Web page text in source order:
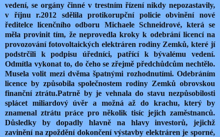
vedení, se orgány činné v trestním řízení nikdy nepozastavily,
v říjnu r.2012 sdělila protikorupční policie obvinění nové
ředitelce licenčního odboru Michaele Schneidrové, která se
měla provinit tím, že neprovedla kroky k odebrání licencí na
provozování fotovoltaických elektráren rodiny Zemků, které jí
podstrčili k podpisu úředníci, patřící k bývalému vedení.
Odmítla vykonat to, do čeho se zřejmě předchůdcům nechtělo.
Musela volit mezi dvěma špatnými rozhodnutími. Odebráním
licence by způsobila společnostem rodiny Zemků obrovskou
finanční ztrátu.Patrně by je vehnala do stavu nezpůsobilosti
splácet miliardový úvěr a možná až do krachu, který by
znamenal ztrátu práce pro několik tisíc jejich zaměstnanců.
Důsledky by dopadly hlavně na hlavy investorů, jejichž
zavinění na zpoždění dokončení výstavby elektráren je sporné,